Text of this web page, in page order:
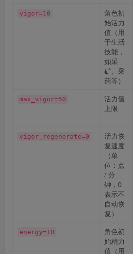
vigor=10
角色初
始活力
值（用
于生活
技能，
如采
矿、采
药等）
max_vigor=50
活力值
上限
vigor_regenerate=0
活力恢
复速度
（单
位：点
/ 分
钟，0
表示不
自动恢
复）
energy=10
角色初
始精力
值（用